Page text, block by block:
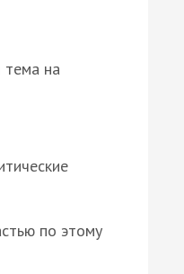
тема на
по этому